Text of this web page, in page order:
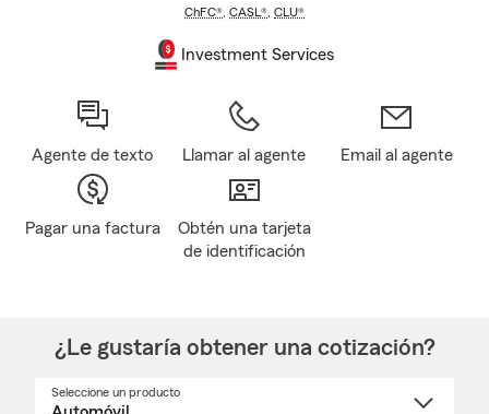
ChFC® CASL® CLU®
Investment Services
Agente de texto Llamar al agente Email al agente
Pagar una factura
Obtén una tarjeta
de identificación
¿Le gustaría obtener una cotización?
Seleccione un producto